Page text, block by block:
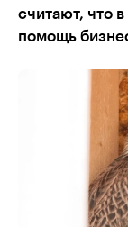
считают, что
помощь